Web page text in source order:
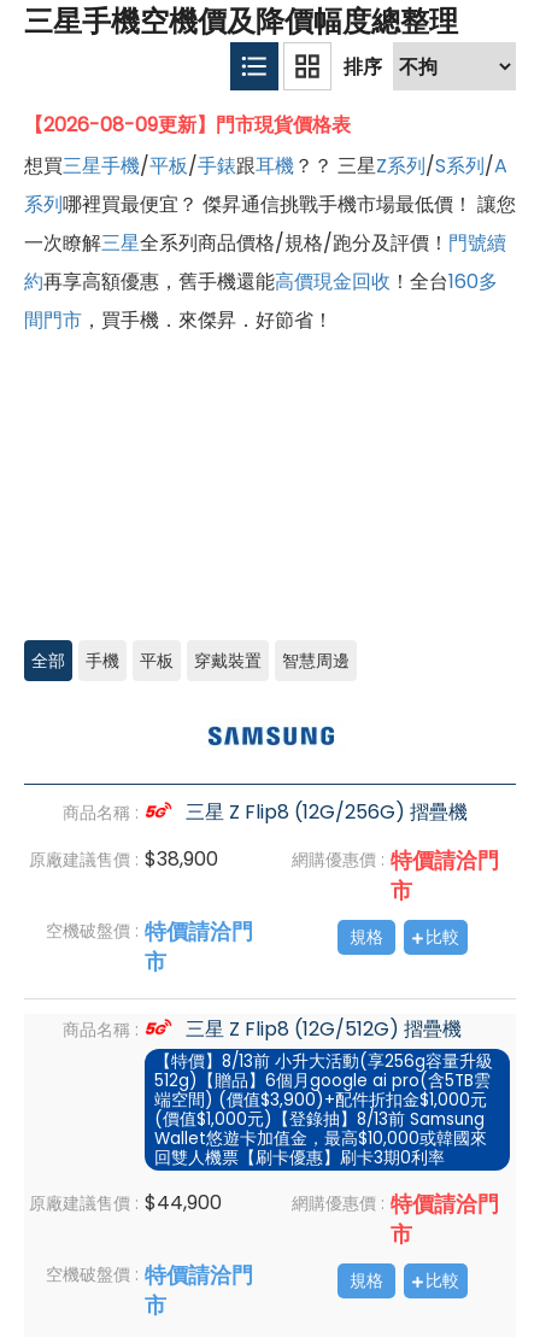
三星手機空機價及降價幅度總整理
【2026-08-09更新】門市現貨價格表
想買三星手機/平板/手錶跟耳機？？ 三星Z系列/S系列/A
系列哪裡買最便宜？ 傑昇通信挑戰手機市場最低價！ 讓您
一次瞭解三星全系列商品價格/規格/跑分及評價！ 門號續
約再享高額優惠，舊手機還能高價現金回收 ！全台160多
間門市 ，買手機．來傑昇．好節省！
全部 手機 平板 穿戴裝置 智慧周邊
商品名稱 : 三星 Z Flip8 (12G/256G) 摺疊機
原廠建議售價 : $38,900 網購優惠價 : 特價請洽門
市
空機破盤價 : 特價請洽門
市
規格 比較
商品名稱 : 三星 Z Flip8 (12G/512G) 摺疊機
【特價】8/13前 小升大活動(享256g容量升級
512g)【贈品】6個月google ai pro(含5TB雲
端空間) (價值$3,900)+配件折扣金$1,000元
(價值$1,000元)【登錄抽】8/13前 Samsung
Wallet悠遊卡加值金，最高$10,000或韓國來
回雙人機票【刷卡優惠】刷卡3期0利率
原廠建議售價 : $44,900 網購優惠價 : 特價請洽門
市
空機破盤價 : 特價請洽門
市
規格 比較